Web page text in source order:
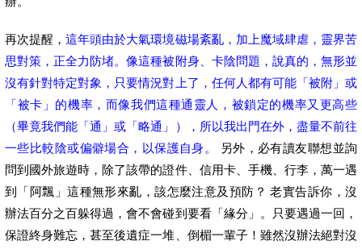
再次提醒，這年頭由於大氣環境磁場紊亂，加上魔域肆虐，靈界苦
思對策，正全力防堵。像這種被附身、卡陰問題，說真的，無形並
沒有針對特定對象，只要情況對上了，任何人都有可能「被附」或
「被卡」的機率，而像我們這種通靈人，被鎖定的機率又更高些
（畢竟我們能「通」或「略通」），所以我出門在外，盡量不前往
一些比較陰或偏僻場合，以保護自身。
另外，必有讀友聯想並詢
問到國外旅遊時，除了該帶的證件、信用卡、手機、行李，萬一遇
到「阿飄」這種無形來亂，該怎麼注意及預防？ 老實告訴你，沒
辦法百分之百躲得過，會不會碰到要看「緣分」。只要遇過一回，
保證終身難忘，甚至後遺症一堆、倒楣一輩子！雖然沒辦法絕對沒